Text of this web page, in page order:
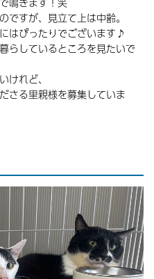
ですが、見立て上は中齢。
はぴったりでございます♪
らしているところを見たいで
けれど、
さる里親様を募集していま